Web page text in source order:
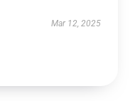
Mar 12, 2025